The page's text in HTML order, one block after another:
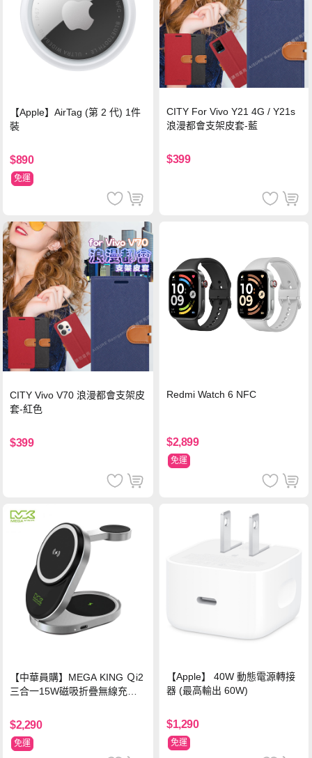
【Apple】AirTag (第 2 代) 1件
裝
$890
免運
CITY For Vivo Y21 4G / Y21s
浪漫都會支架皮套-藍
$399
CITY Vivo V70 浪漫都會支架皮
套-紅色
$399
Redmi Watch 6 NFC
$2,899
免運
【中華員購】MEGA KING Ｑi2
三合一15W磁吸折疊無線充電
$2,290
免運
【Apple】 40W 動態電源轉接
器 (最高輸出 60W)
$1,290
免運